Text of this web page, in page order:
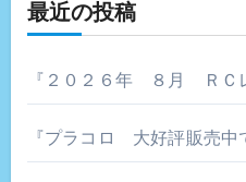
シ
ョ
ン
最近の投稿
『２０２６年 ８月 ＲＣ
『プラコロ 大好評販売中